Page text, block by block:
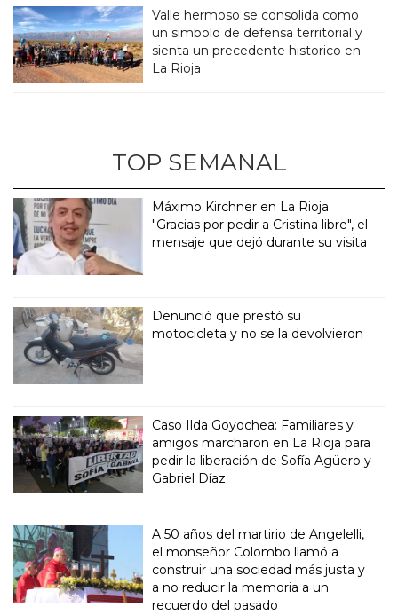
Valle hermoso se consolida como
un simbolo de defensa territorial y
sienta un precedente historico en
La Rioja
TOP SEMANAL
Máximo Kirchner en La Rioja:
"Gracias por pedir a Cristina libre", el
mensaje que dejó durante su visita
Denunció que prestó su
motocicleta y no se la devolvieron
Caso Ilda Goyochea: Familiares y
amigos marcharon en La Rioja para
pedir la liberación de Sofía Agüero y
Gabriel Díaz
A 50 años del martirio de Angelelli,
el monseñor Colombo llamó a
construir una sociedad más justa y
a no reducir la memoria a un
recuerdo del pasado